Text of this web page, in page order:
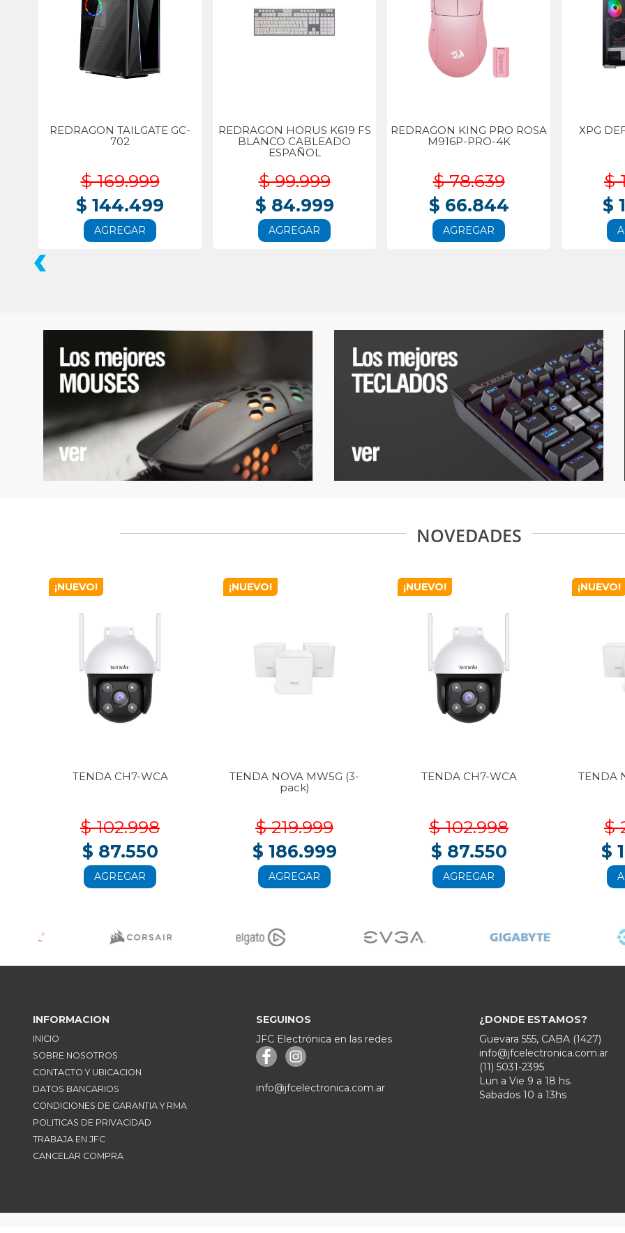
REDRAGON TAILGATE GC-
702
$ 169.999
$ 144.499
AGREGAR
REDRAGON HORUS K619 FS
BLANCO CABLEADO
ESPAÑOL
$ 99.999
$ 84.999
AGREGAR
REDRAGON KING PRO ROSA
M916P-PRO-4K
$ 78.639
$ 66.844
AGREGAR
XPG
$
$
‹
NOVEDADES
¡NUEVO!
TENDA CH7-WCA
$ 102.998
$ 87.550
AGREGAR
¡NUEVO!
TENDA NOVA MW5G (3-
pack)
$ 219.999
$ 186.999
AGREGAR
¡NUEVO!
TENDA CH7-WCA
$ 102.998
$ 87.550
AGREGAR
¡NUEVO!
TENDA
$
$
INFORMACION
INICIO
SOBRE NOSOTROS
CONTACTO Y UBICACION
DATOS BANCARIOS
CONDICIONES DE GARANTIA Y RMA
POLITICAS DE PRIVACIDAD
TRABAJA EN JFC
CANCELAR COMPRA
SEGUINOS
JFC Electrónica en las redes
info@jfcelectronica.com.ar
¿DONDE ESTAMOS?
Guevara 555, CABA (1427)
info@jfcelectronica.com.ar
(11) 5031-2395
Lun a Vie 9 a 18 hs.
Sabados 10 a 13hs